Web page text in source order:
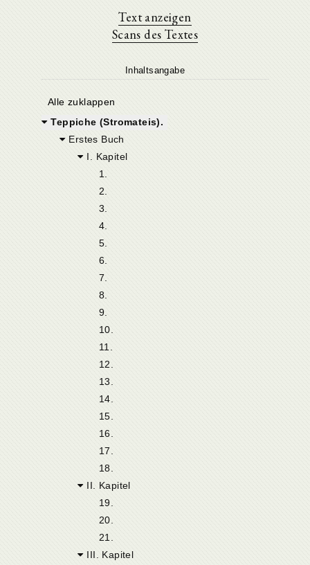
Text anzeigen
Scans des Textes
Inhaltsangabe
Alle zuklappen
Teppiche (Stromateis).
Erstes Buch
I. Kapitel
1.
2.
3.
4.
5.
6.
7.
8.
9.
10.
11.
12.
13.
14.
15.
16.
17.
18.
II. Kapitel
19.
20.
21.
III. Kapitel